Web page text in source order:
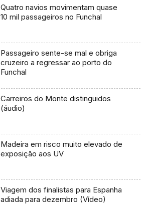
Quatro navios movimentam quase
10 mil passageiros no Funchal
Passageiro sente-se mal e obriga
cruzeiro a regressar ao porto do
Funchal
Carreiros do Monte distinguidos
(áudio)
Madeira em risco muito elevado de
exposição aos UV
Viagem dos finalistas para Espanha
adiada para dezembro (Vídeo)